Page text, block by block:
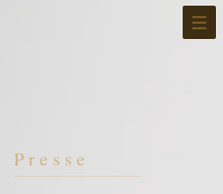
P r e s s e